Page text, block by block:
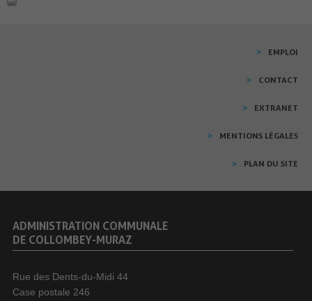
EMPLOI
CONTACT
EXTRANET
MENTIONS LÉGALES
PLAN DU SITE
ADMINISTRATION COMMUNALE
DE COLLOMBEY-MURAZ
Rue des Dents-du-Midi 44
Case postale 246